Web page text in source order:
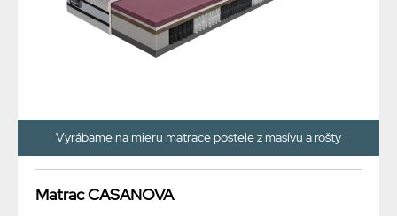
Vyrábame na mieru matrace postele z masívu a rošty
Matrac CASANOVA